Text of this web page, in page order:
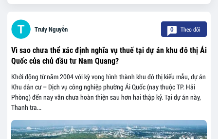
Truly Nguyễn 0 Theo dõi
Vì sao chưa thể xác định nghĩa vụ thuế tại dự án khu đô thị Ái
Quốc của chủ đầu tư Nam Quang?
Khởi động từ năm 2004 với kỳ vọng hình thành khu đô thị kiểu mẫu, dự án
Khu dân cư – Dịch vụ công nghiệp phường Ái Quốc (nay thuộc TP. Hải
Phòng) đến nay vẫn chưa hoàn thiện sau hơn hai thập kỷ. Tại dự án này,
Thanh tra...